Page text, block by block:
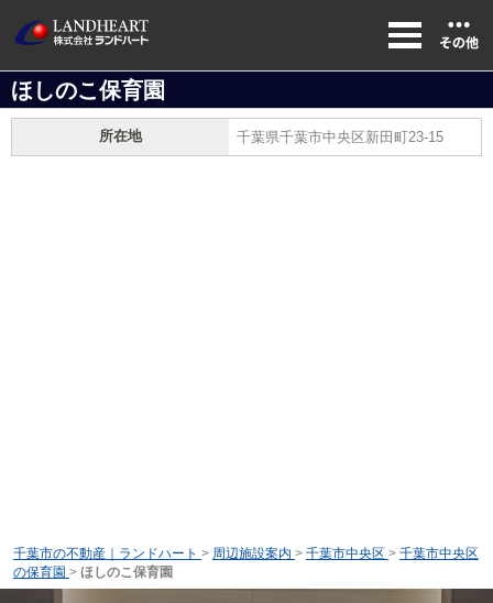
ほしのこ保育園
所在地 千葉県千葉市中央区新田町23-15
千葉市の不動産｜ランドハート > 周辺施設案内 > 千葉市中央区 > 千葉市中央区
の保育園 > ほしのこ保育園